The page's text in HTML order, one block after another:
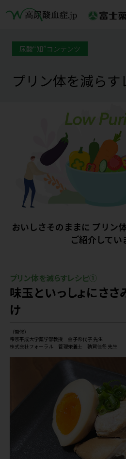
尿酸“知”コンテンツ
プリン体を減らす
おいしさそのままに プリン
ご紹介してい
プリン体を減らすレシピ①
味玉といっしょにささ
け
（監修）
帝京平成大学薬学部教授 金子希代子 先生
株式会社フォーラル 管理栄養士 孰賀佳冬 先生